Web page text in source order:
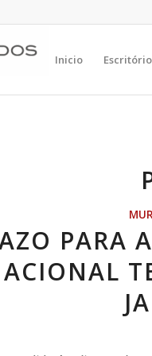
Inicio Escritório
PARA